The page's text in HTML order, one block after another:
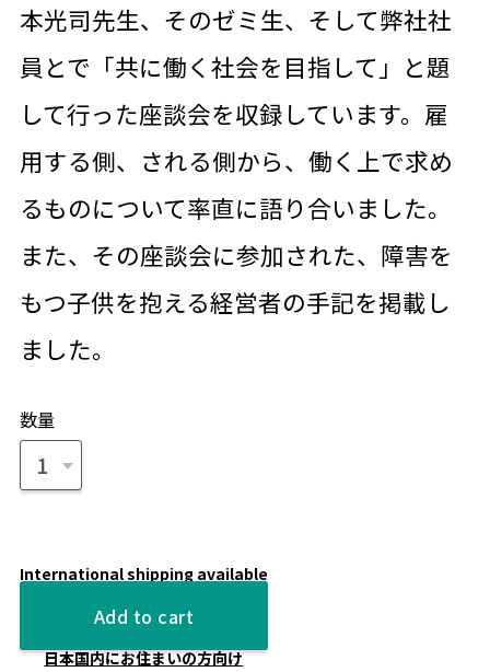
本光司先生、そのゼミ生、そして弊社社
員とで「共に働く社会を目指して」と題
して行った座談会を収録しています。雇
用する側、される側から、働く上で求め
るものについて率直に語り合いました。
また、その座談会に参加された、障害を
もつ子供を抱える経営者の手記を掲載し
ました。
数量
International shipping available
Add to cart
日本国内にお住まいの方向け